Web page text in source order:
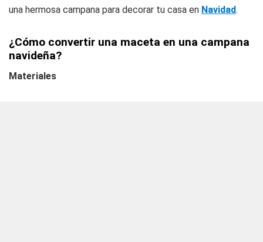
una hermosa campana para decorar tu casa en Navidad.
¿Cómo convertir una maceta en una campana
navideña?
Materiales